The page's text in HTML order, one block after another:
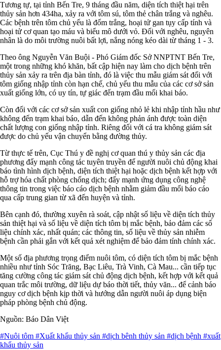
Tương tự, tại tỉnh Bến Tre, 9 tháng đầu năm, diện tích thiệt hại trên
thủy sản hơn 434ha, xảy ra với tôm sú, tôm thẻ chân trắng và nghêu.
Các bệnh trên tôm chủ yếu là đốm trắng, hoại tử gan tụy cấp tính và
hoại tử cơ quan tạo máu và biểu mô dưới vỏ. Đối với nghêu, nguyên
nhân là do môi trường nuôi bất lợi, nắng nóng kéo dài từ tháng 1 - 3.
Theo ông Nguyễn Văn Buội - Phó Giám đốc Sở NNPTNT Bến Tre,
một trong những khó khăn, bất cập hiện nay làm cho dịch bệnh trên
thủy sản xảy ra trên địa bàn tỉnh, đó là việc thu mẫu giám sát đối với
tôm giống nhập tỉnh còn hạn chế, chủ yếu thu mẫu của các cơ sở sản
xuất giống lớn, có uy tín, tự giác đến trạm đầu mối khai báo.
Còn đối với các cơ sở sản xuất con giống nhỏ lẻ khi nhập tỉnh hầu như
không đến trạm khai báo, dẫn đến không phản ánh được toàn diện
chất lượng con giống nhập tỉnh. Riêng đối với cá tra không giám sát
được do chủ yếu vận chuyển bằng đường thủy.
Từ thực tế trên, Cục Thú y đề nghị cơ quan thú y thủy sản các địa
phương đẩy mạnh công tác tuyên truyền để người nuôi chủ động khai
báo tình hình dịch bệnh, diện tích thiệt hại hoặc dịch bệnh kết hợp với
hỗ trợ hóa chất phòng chống dịch; đẩy mạnh ứng dụng công nghệ
thông tin trong việc báo cáo dịch bệnh nhằm giảm đầu mối báo cáo
qua cấp trung gian từ xã đến huyện và tỉnh.
Bên cạnh đó, thường xuyên rà soát, cập nhật số liệu về diện tích thủy
sản thiệt hại và số liệu về diện tích tôm bị mắc bệnh, bảo đảm các số
liệu chính xác, nhất quán; các thông tin, số liệu về thủy sản nhiễm
bệnh cần phải gắn với kết quả xét nghiệm để bảo đảm tính chính xác.
Một số địa phương trọng điểm nuôi tôm, có diện tích tôm bị mắc bệnh
nhiều như tỉnh Sóc Trăng, Bạc Liêu, Trà Vinh, Cà Mau... cần tiếp tục
tăng cường công tác giám sát chủ động dịch bệnh, kết hợp với kết quả
quan trắc môi trường, dữ liệu dự báo thời tiết, thủy văn... để cảnh báo
nguy cơ dịch bệnh kịp thời và hướng dẫn người nuôi áp dụng biện
pháp phòng bệnh chủ động.
Nguồn: Báo Dân Việt
#Nuôi tôm #Xuất khẩu thủy sản #dịch bênh thủy sản #dịch bệnh #xuất
khẩu thủy sản